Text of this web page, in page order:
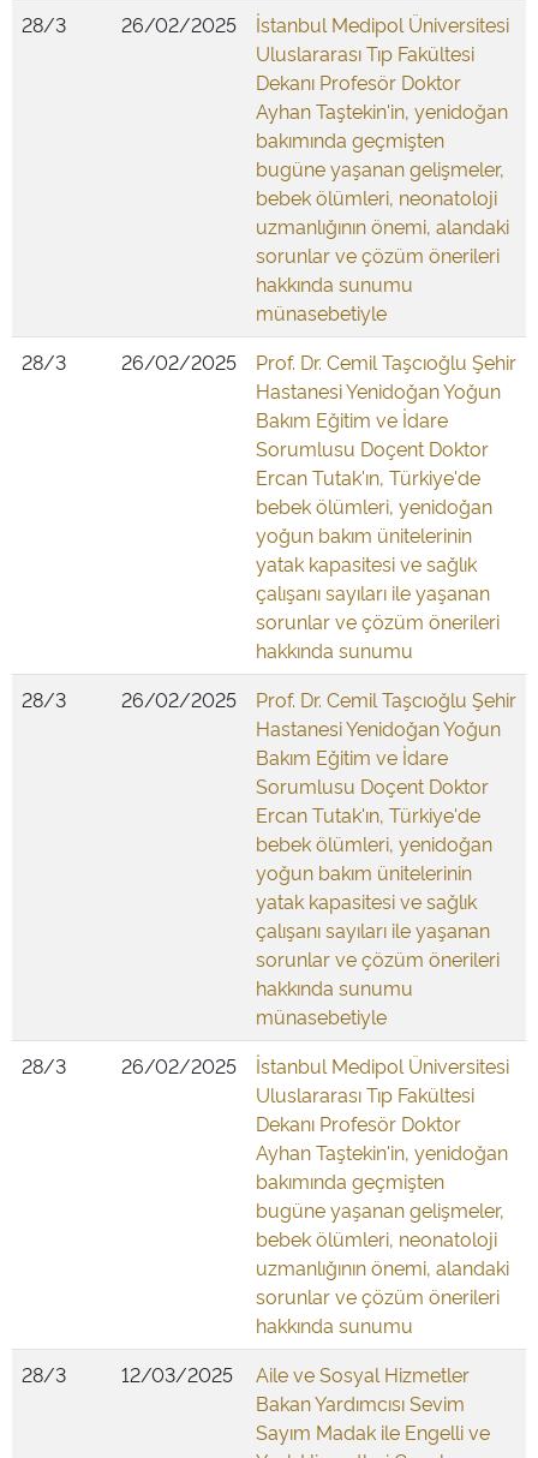
28/3
26/02/2025
İstanbul Medipol Üniversitesi
Uluslararası Tıp Fakültesi
Dekanı Profesör Doktor
Ayhan Taştekin'in, yenidoğan
bakımında geçmişten
bugüne yaşanan gelişmeler,
bebek ölümleri, neonatoloji
uzmanlığının önemi, alandaki
sorunlar ve çözüm önerileri
hakkında sunumu
münasebetiyle
28/3
26/02/2025
Prof. Dr. Cemil Taşcıoğlu Şehir
Hastanesi Yenidoğan Yoğun
Bakım Eğitim ve İdare
Sorumlusu Doçent Doktor
Ercan Tutak'ın, Türkiye'de
bebek ölümleri, yenidoğan
yoğun bakım ünitelerinin
yatak kapasitesi ve sağlık
çalışanı sayıları ile yaşanan
sorunlar ve çözüm önerileri
hakkında sunumu
28/3
26/02/2025
Prof. Dr. Cemil Taşcıoğlu Şehir
Hastanesi Yenidoğan Yoğun
Bakım Eğitim ve İdare
Sorumlusu Doçent Doktor
Ercan Tutak'ın, Türkiye'de
bebek ölümleri, yenidoğan
yoğun bakım ünitelerinin
yatak kapasitesi ve sağlık
çalışanı sayıları ile yaşanan
sorunlar ve çözüm önerileri
hakkında sunumu
münasebetiyle
28/3
26/02/2025
İstanbul Medipol Üniversitesi
Uluslararası Tıp Fakültesi
Dekanı Profesör Doktor
Ayhan Taştekin'in, yenidoğan
bakımında geçmişten
bugüne yaşanan gelişmeler,
bebek ölümleri, neonatoloji
uzmanlığının önemi, alandaki
sorunlar ve çözüm önerileri
hakkında sunumu
28/3
12/03/2025
Aile ve Sosyal Hizmetler
Bakan Yardımcısı Sevim
Sayım Madak ile Engelli ve